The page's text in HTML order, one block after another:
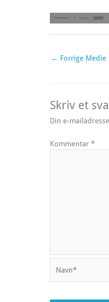
← Forrige Medie
Skriv et
Din e-
Kommentar *